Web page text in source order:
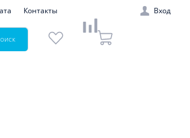
Контакты Вход